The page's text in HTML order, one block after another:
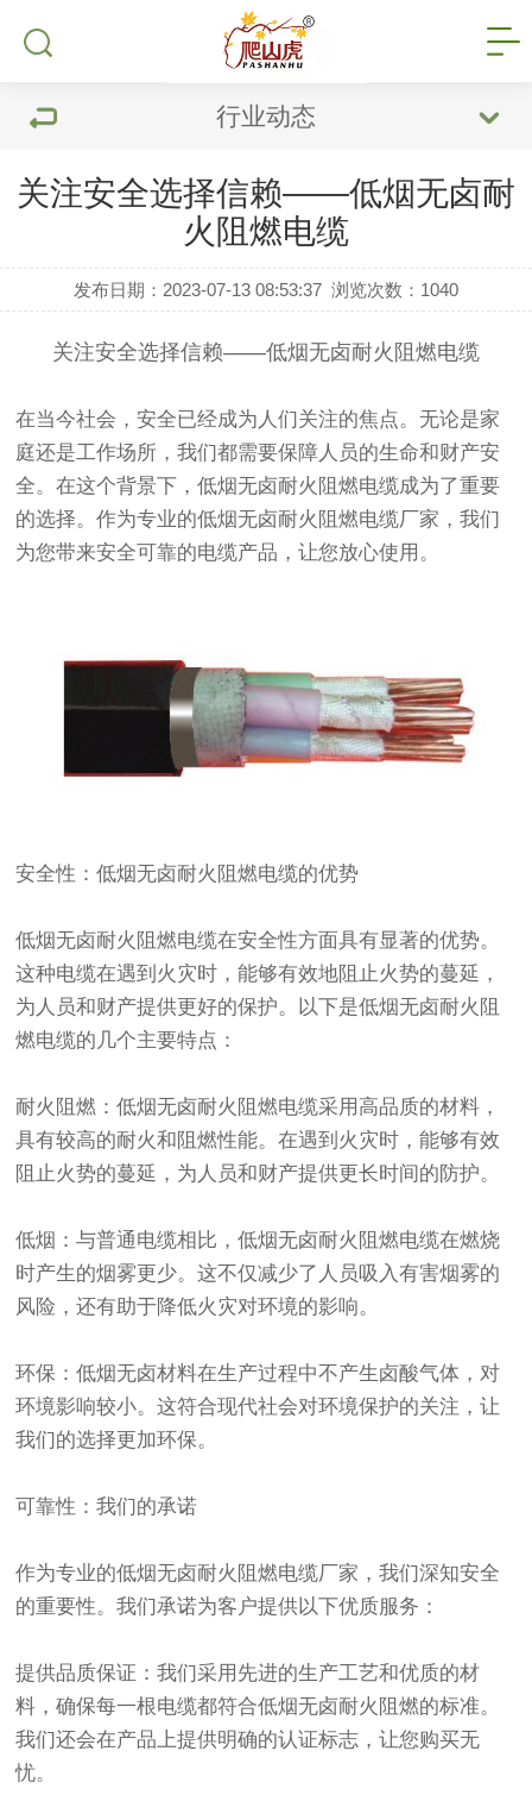
行业动态
关注安全选择信赖——低烟无卤耐
火阻燃电缆
发布日期：2023-07-13 08:53:37 浏览次数： 1040
关注安全选择信赖——低烟无卤耐火阻燃电缆
在当今社会，安全已经成为人们关注的焦点。无论是家
庭还是工作场所，我们都需要保障人员的生命和财产安
全。在这个背景下，低烟无卤耐火阻燃电缆成为了重要
的选择。作为专业的低烟无卤耐火阻燃电缆厂家 ，我们
为您带来安全可靠的电缆产品，让您放心使用。
安全性：低烟无卤耐火阻燃电缆的优势
低烟无卤耐火阻燃电缆在安全性方面具有显著的优势。
这种电缆在遇到火灾时，能够有效地阻止火势的蔓延，
为人员和财产提供更好的保护。以下是低烟无卤耐火阻
燃电缆的几个主要特点：
耐火阻燃：低烟无卤耐火阻燃电缆采用高品质的材料，
具有较高的耐火和阻燃性能。在遇到火灾时，能够有效
阻止火势的蔓延，为人员和财产提供更长时间的防护。
低烟：与普通电缆相比，低烟无卤耐火阻燃电缆在燃烧
时产生的烟雾更少。这不仅减少了人员吸入有害烟雾的
风险，还有助于降低火灾对环境的影响。
环保：低烟无卤材料在生产过程中不产生卤酸气体，对
环境影响较小。这符合现代社会对环境保护的关注，让
我们的选择更加环保。
可靠性：我们的承诺
作为专业的低烟无卤耐火阻燃电缆厂家，我们深知安全
的重要性。我们承诺为客户提供以下优质服务：
提供品质保证：我们采用先进的生产工艺和优质的材
料，确保每一根电缆都符合低烟无卤耐火阻燃的标准。
我们还会在产品上提供明确的认证标志，让您购买无
忧。